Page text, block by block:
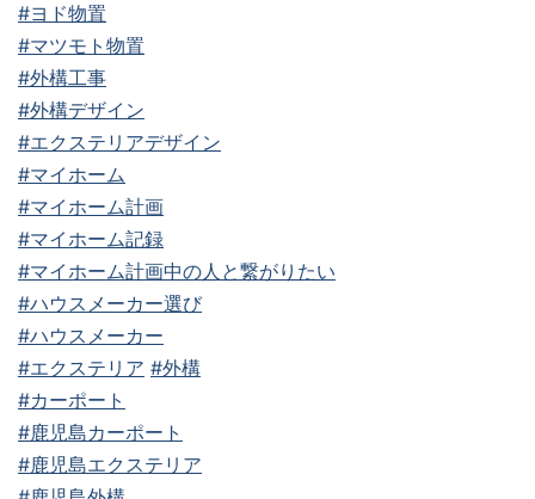
#ヨド物置
#マツモト物置
#外構工事
#外構デザイン
#エクステリアデザイン
#マイホーム
#マイホーム計画
#マイホーム記録
#マイホーム計画中の人と繋がりたい
#ハウスメーカー選び
#ハウスメーカー
#エクステリア #外構
#カーポート
#鹿児島カーポート
#鹿児島エクステリア